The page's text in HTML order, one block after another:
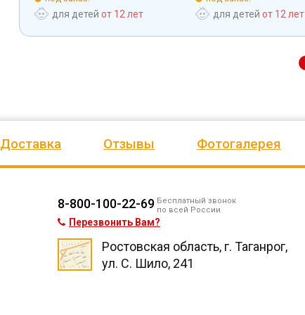
для детей от 12 лет для детей от 12 лет
Доставка Отзывы Фотогалерея
8-800-100-22-69 Бесплатный звонок
по всей России
Перезвонить Вам?
Ростовская область, г. Таганрог,
ул. С. Шило, 241